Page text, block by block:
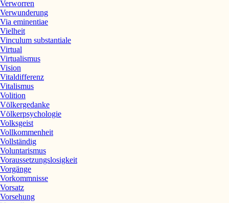
Verworren
Verwunderung
Via eminentiae
Vielheit
Vinculum substantiale
Virtual
Virtualismus
Vision
Vitaldifferenz
Vitalismus
Volition
Völkergedanke
Völkerpsychologie
Volksgeist
Vollkommenheit
Vollständig
Voluntarismus
Voraussetzungslosigkeit
Vorgänge
Vorkommnisse
Vorsatz
Vorsehung